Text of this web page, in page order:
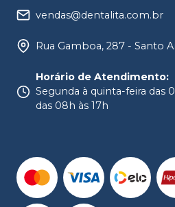
vendas@dentalita.com.br
Rua Gamboa, 287 - Santo
Horário de Atendimento:
Segunda à quinta-feira das
das 08h às 17h